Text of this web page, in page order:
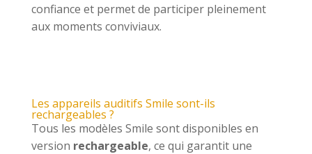
confiance et permet de participer pleinement
aux moments conviviaux.
Les appareils auditifs Smile sont-ils
rechargeables ?
Tous les modèles Smile sont disponibles en
version rechargeable, ce qui garantit une